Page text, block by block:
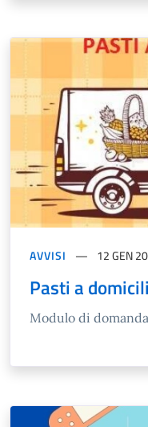
AVVISI 12 GEN
Pasti a
Modulo di domanda